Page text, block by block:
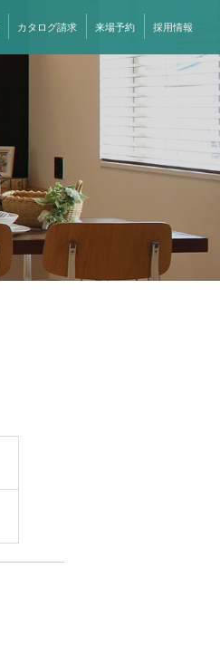
カタログ請求 来場予約 採用情報